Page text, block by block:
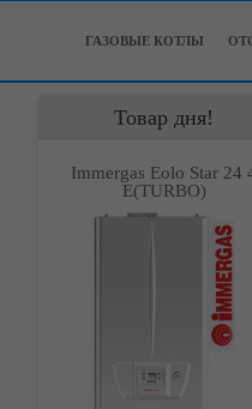
ГАЗОВЫЕ КОТЛЫ
Товар дня!
Immergas Eolo Star 24
Е(TURBO)